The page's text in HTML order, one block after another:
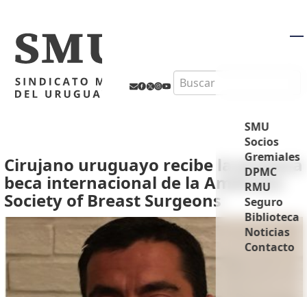
Search
SMU
Socios
Gremiales
DPMC
RMU
Seguro
Biblioteca
Noticias
Contacto
Cirujano uruguayo recibe la primera
beca internacional de la American
Society of Breast Surgeons